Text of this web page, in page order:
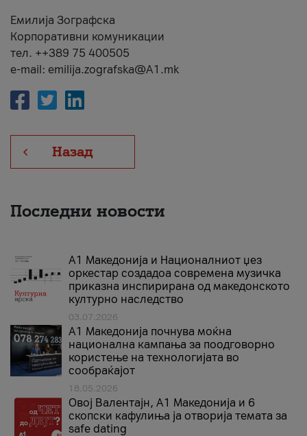
Емилија Зографска
Корпоративни комуникации
тел. ++389 75 400505
e-mail: emilija.zografska@A1.mk
Назад
Последни новости
А1 Македонија и Националниот џез
оркестар создадоа современа музичка
приказна инспирирана од македонското
културно наследство
03.07.2026
A1 Македонија почнува моќна
национална кампања за поодговорно
користење на технологијата во
сообраќајот
18.05.2026
Овој Валентајн, A1 Македонија и 6
скопски кафулиња ја отворија темата за
safe dating